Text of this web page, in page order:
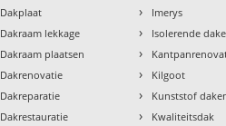
Dakplaat
Dakraam lekkage
Dakraam plaatsen
Dakrenovatie
Dakreparatie
Dakrestauratie
› Imerys
› Isolerende
›
› Kilgoot
› Kunststof
› Kwaliteitsdak